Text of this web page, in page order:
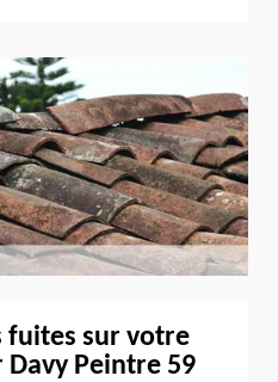
fuites sur votre
Peintre 59